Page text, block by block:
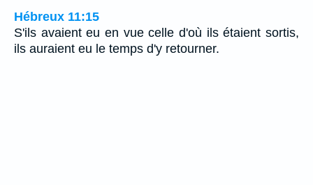
Hébreux 11:15
S'ils avaient eu en vue celle d'où ils étaient sortis,
ils auraient eu le temps d'y retourner.